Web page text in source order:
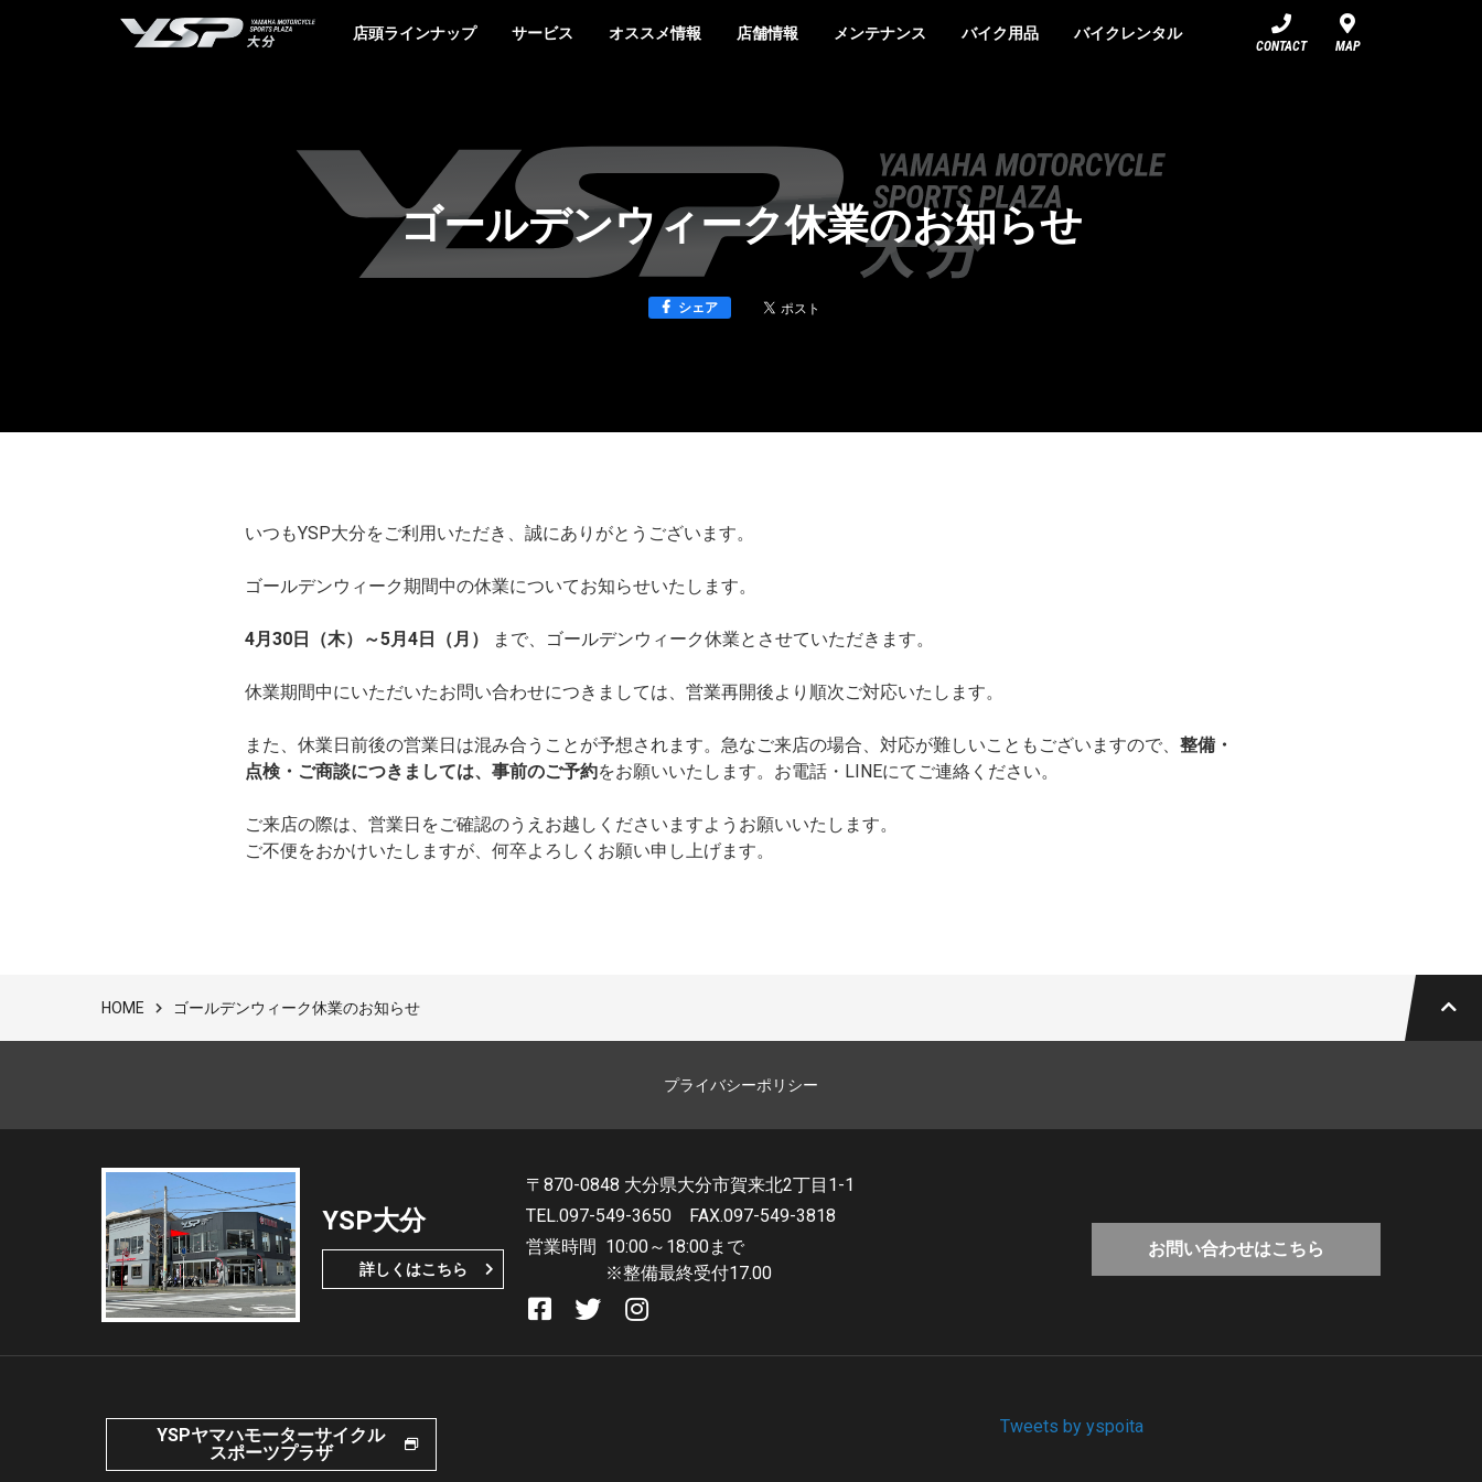
YSP大分店頭ラインナップ サービス オススメ情報 店舗情報 メンテナンス バイク用品 バイクレンタル
CONTACT MAP
ゴールデンウィーク休業のお知らせ
シェア
いつもYSP大分をご利用いただき、誠にありがとうございます。
ゴールデンウィーク期間中の休業についてお知らせいたします。
4月30日（木）～5月4日（月） まで、ゴールデンウィーク休業とさせていただきます。
休業期間中にいただいたお問い合わせにつきましては、営業再開後より順次ご対応いたします。
また、休業日前後の営業日は混み合うことが予想されます。急なご来店の場合、対応が難しいこともございますので、 整備・
点検・ご商談につきましては、事前のご予約をお願いいたします。お電話・LINEにてご連絡ください。
ご来店の際は、営業日をご確認のうえお越しくださいますようお願いいたします。
ご不便をおかけいたしますが、何卒よろしくお願い申し上げます。
HOME ゴールデンウィーク休業のお知らせ
プライバシーポリシー
YSP大分
詳しくはこちら
〒870-0848 大分県大分市賀来北2丁目1-1
TEL.097-549-3650
FAX.097-549-3818
営業時間 10:00～18:00まで
※整備最終受付17.00
お問い合わせはこちら
YSPヤマハモーターサイクル
スポーツプラザ
Tweets by yspoita